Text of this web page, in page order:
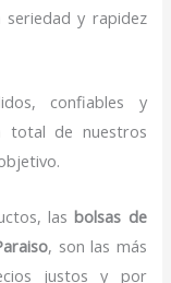
seriedad y rapidez
confiables y
total de nuestros
lasbolsas de
, son las más
justos y por